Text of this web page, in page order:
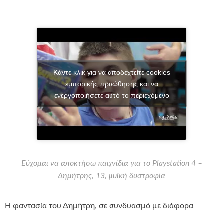
Κάντε κλικ για να αποδεχτείτε cookies
εμπορικής προώθησης και να
ενεργοποιήσετε αυτό το περιεχόμενο
Εύχομαι να αποκτήσω παιχνίδια για το Playstation 4 –
Δημήτρης, 13, μυϊκή δυστροφία
Η φαντασία του Δημήτρη, σε συνδυασμό με διάφορα